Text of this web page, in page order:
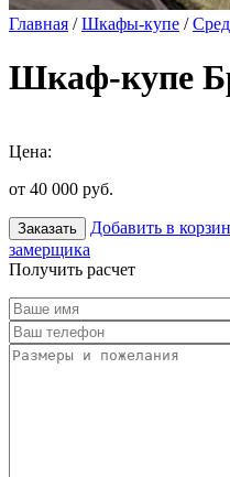
Главная /Шкафы-купе /
Шкаф-купе
Цена:
от 40 000 руб.
Заказать Добавить в
замерщика
Получить расчет